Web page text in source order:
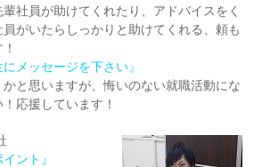
社員が助けてくれたり、アドバイスをく
がいたらしっかりと助けてくれる、頼も
メッセージを下さい』
と思いますが、悔いのない就職活動にな
応援しています！
ント』